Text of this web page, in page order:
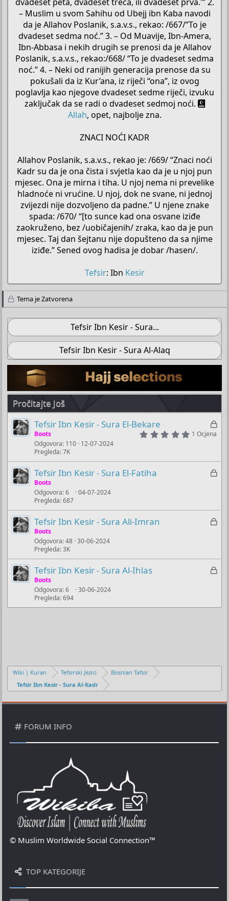
– Muslim u svom Sahihu od Ubejj ibn Kaba navodi
da je Allahov Poslanik, s.a.v.s., rekao: /667/”To je
dvadeset sedma noć.” 3. – Od Muavije, Ibn-Amera,
Ibn-Abbasa i nekih drugih se prenosi da je Allahov
Poslanik, s.a.v.s., rekao:/668/ “To je dvadeset sedma
noć.” 4. – Neki od ranijih generacija prenose da su
pokušali da iz Kur’ana, iz riječi “ona”, iz ovog
poglavlja kao njegove dvadeset sedme riječi, izvuku
zaključak da se radi o dvadeset sedmoj noći.
Allah, opet, najbolje zna.
ZNACI NOĆI KADR
Allahov Poslanik, s.a.v.s., rekao je: /669/ “Znaci noći
Kadr su da je ona čista i svjetla kao da je u njoj pun
mjesec. Ona je mirna i tiha. U njoj nema ni prevelike
hladnoće ni vrućine. U njoj, dok ne svane, ni jednoj
zvijezdi nije dozvoljeno da padne.” U njene znake
spada: /670/ “[to sunce kad ona osvane iziđe
zaokruženo, bez /uobičajenih/ zraka, kao da je pun
mjesec. Taj dan šejtanu nije dopušteno da sa njime
iziđe.” Sened ovog hadisa je dobar /hasen/.
Tefsir: Ibn Kesir
Tema je Zatvorena
Tefsir Ibn Kesir - Sura...
Tefsir Ibn Kesir - Sura Al-Alaq
Pročitajte Još
Z
u
n
o
Tefsir Ibn Kesir - Sura El-Bekare
5
s
1 Ocjena
Boots
Odgovora 110
Pregleda 7K
12-07-2024
Z
u
n
o
Tefsir Ibn Kesir - Sura El-Fatiha
Boots
Odgovora 6
Pregleda 687
04-07-2024
Z
u
n
Tefsir Ibn Kesir - Sura Ali-Imran
Boots
Odgovora 48
Pregleda 3K
30-06-2024
Z
o
Tefsir Ibn Kesir - Sura Al-Ihlas
Boots
Odgovora 6
Pregleda 694
30-06-2024
Wiki | Kuran Tefsirski Jezici
Bosnian Tafsir
Tefsir Ibn Kesir - Sura Al-Kadr
FORUM INFO
© Muslim Worldwide Social Connection™
TOP KATEGORIJE